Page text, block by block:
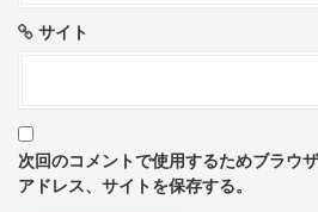
サイト
次回のコメントで使用するためブラウ
アドレス、サイトを保存する。